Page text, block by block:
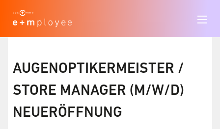
AUGENOPTIKERMEISTER /
STORE MANAGER (M/W/D)
NEUERÖFFNUNG